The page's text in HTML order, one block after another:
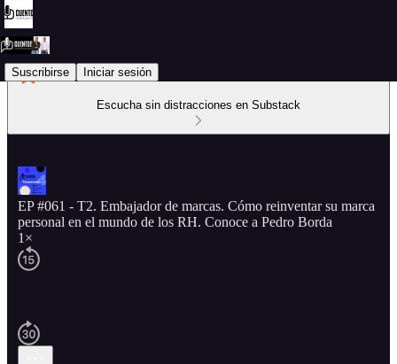
Suscribirse Iniciar sesión
Escucha sin distracciones en Substack
EP #061 - T2. Embajador de marcas. Cómo reinventar su marca
personal en el mundo de los RH. Conoce a Pedro Borda
1×